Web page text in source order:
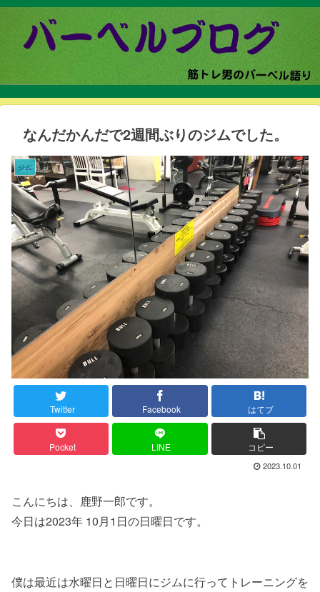
なんだかんだで2週間ぶりのジムでした。
ジム
Twitter Facebook はてブ
Pocket LINE コピー
2023.10.01
こんにちは、鹿野一郎です。
今日は2023年 10月1日の日曜日です。
僕は最近は水曜日と日曜日にジムに行ってトレーニングを